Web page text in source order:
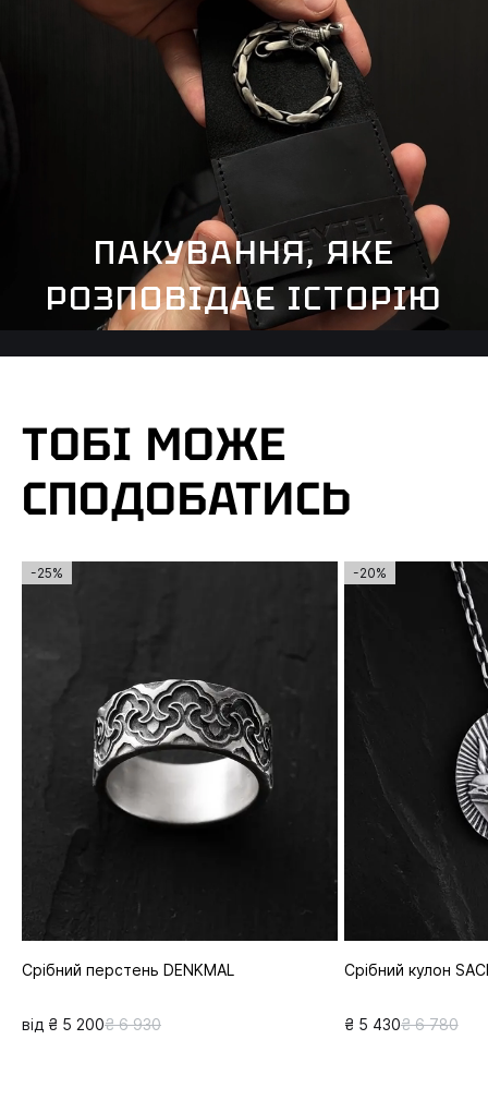
ПАКУВАННЯ, ЯКЕ
РОЗПОВІДАЄ ІСТОРІЮ
ТОБІ МОЖЕ
СПОДОБАТИСЬ
-25%
Срібний перстень DENKMAL
від ₴ 5 200₴ 6 930
-20%
Срібний кулон
₴ 5 430₴ 6 780